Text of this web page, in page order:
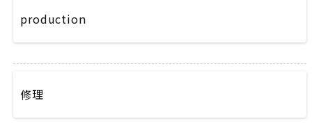
production
修理